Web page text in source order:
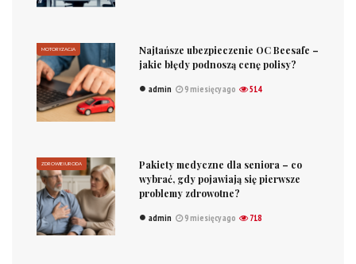
MOTORYZACJA
Najtańsze ubezpieczenie OC Beesafe –
jakie błędy podnoszą cenę polisy?
admin 9 miesięcy ago 514
ZDROWIE I URODA
Pakiety medyczne dla seniora – co
wybrać, gdy pojawiają się pierwsze
problemy zdrowotne?
admin 9 miesięcy ago 718